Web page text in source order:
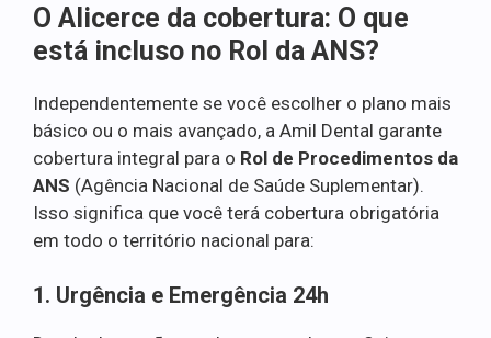
O Alicerce da cobertura: O que
está incluso no Rol da ANS?
Independentemente se você escolher o plano mais
básico ou o mais avançado, a Amil Dental garante
cobertura integral para o Rol de Procedimentos da
ANS (Agência Nacional de Saúde Suplementar).
Isso significa que você terá cobertura obrigatória
em todo o território nacional para:
1. Urgência e Emergência 24h